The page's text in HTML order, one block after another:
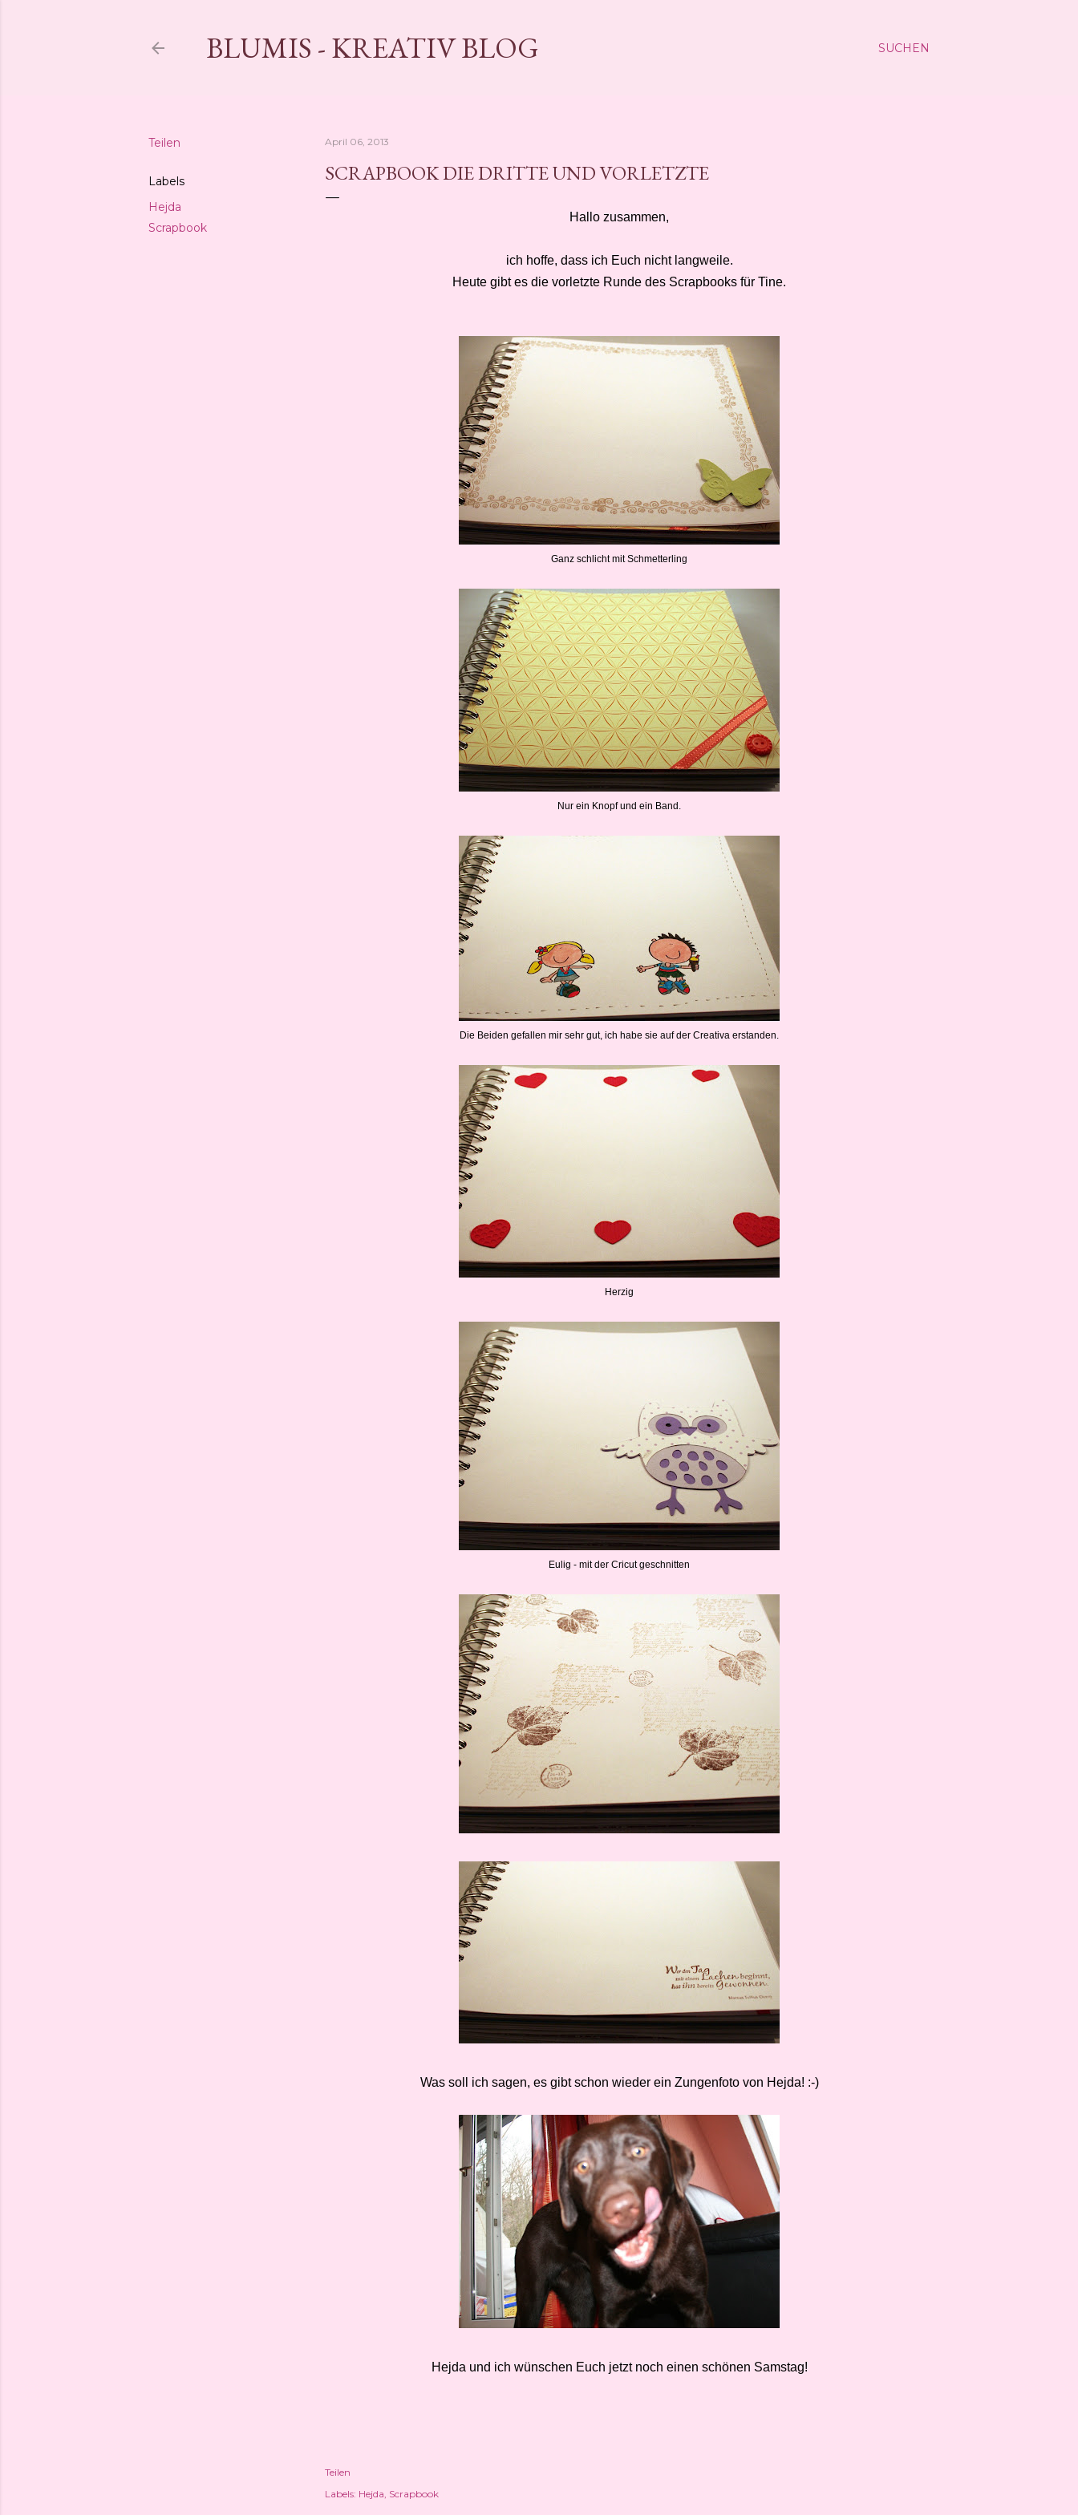
SUCHEN
BLUMIS - KREATIV BLOG
Teilen
Labels
Hejda
Scrapbook
April 06, 2013
SCRAPBOOK DIE DRITTE UND VORLETZTE
Hallo zusammen,
ich hoffe, dass ich Euch nicht langweile.
Heute gibt es die vorletzte Runde des Scrapbooks für Tine.
Ganz schlicht mit Schmetterling
Nur ein Knopf und ein Band.
Die Beiden gefallen mir sehr gut, ich habe sie auf der Creativa erstanden.
Herzig
Eulig - mit der Cricut geschnitten
Was soll ich sagen, es gibt schon wieder ein Zungenfoto von Hejda! :-)
Hejda und ich wünschen Euch jetzt noch einen schönen Samstag!
Teilen
Labels: Hejda Scrapbook